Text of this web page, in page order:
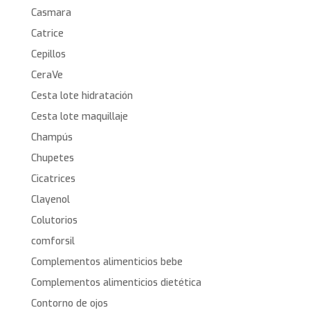
Casmara
Catrice
Cepillos
CeraVe
Cesta lote hidratación
Cesta lote maquillaje
Champús
Chupetes
Cicatrices
Clayenol
Colutorios
comforsil
Complementos alimenticios bebe
Complementos alimenticios dietética
Contorno de ojos